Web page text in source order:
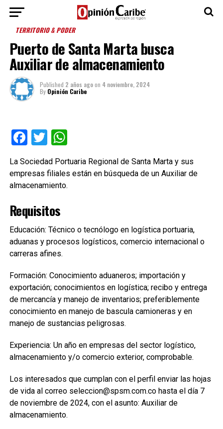
TERRITORIO & PODER
Puerto de Santa Marta busca
Auxiliar de almacenamiento
Published 2 años agoon 4 noviembre, 2024
By Opinión Caribe
Facebook
TwitterWhatsApp
La Sociedad Portuaria Regional de Santa Marta y sus
empresas filiales están en búsqueda de un Auxiliar de
almacenamiento.
Requisitos
Educación: Técnico o tecnólogo en logística portuaria,
aduanas y procesos logísticos, comercio internacional o
carreras afines.
Formación: Conocimiento aduaneros; importación y
exportación; conocimientos en logística; recibo y entrega
de mercancía y manejo de inventarios; preferiblemente
conocimiento en manejo de bascula camioneras y en
manejo de sustancias peligrosas.
Experiencia: Un año en empresas del sector logístico,
almacenamiento y/o comercio exterior, comprobable.
Los interesados que cumplan con el perfil enviar las hojas
de vida al correo seleccion@spsm.com.co hasta el día 7
de noviembre de 2024, con el asunto: Auxiliar de
almacenamiento.